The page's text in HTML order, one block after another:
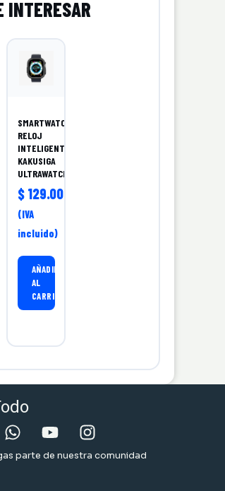
SMARTWATCH
RELOJ
INTELIGENTE
KAKUSIGA
ULTRAWATCH
$129.000,00
(IVA
incluido)
AÑADIR
AL
CARRITO
parte de nuestra comunidad